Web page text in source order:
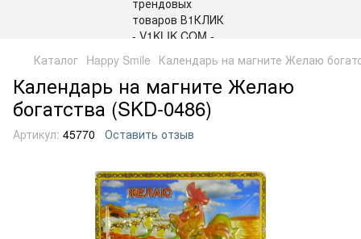
Каталог Happy Smile Календарь на магните Желаю
Календарь на магните Желаю
богатства (SKD-0486)
Артикул: 45770 Оставить отзыв